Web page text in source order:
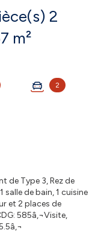
chambre(s) 57 m²
2
de Type 3, Rez de
de bain, 1 cuisine
et 2 places de
585â‚¬Visite,